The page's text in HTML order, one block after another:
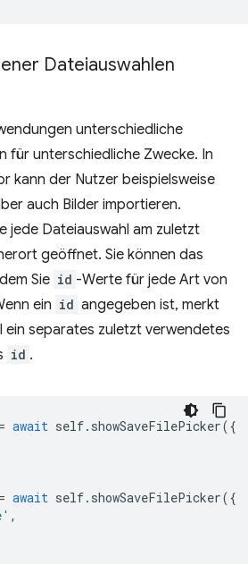
Dateiauswahlen
unterschiedliche
für unterschiedliche Zwecke. In
kann der Nutzer beispielsweise
auch Bilder importieren.
jede Dateiauswahl am zuletzt
geöffnet. Sie können das
Sie id -Werte für jede Art von
ein id angegeben ist, merkt
ein separates zuletzt verwendetes
id .
= await self. showSaveFilePicker({
= await self. showSaveFilePicker({
,